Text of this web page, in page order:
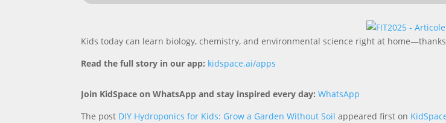
Kids today can learn biology, chemistry, and environmental science right at
Read the full story in our app: kidspace.ai/apps
Join KidSpace on WhatsApp and stay inspired every day: WhatsApp
The post DIY Hydroponics for Kids: Grow a Garden Without Soil appeared first on